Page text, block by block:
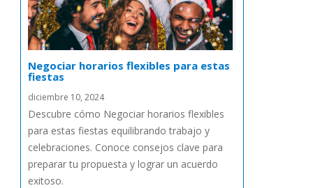
Negociar horarios flexibles para estas
fiestas
diciembre 10, 2024
Descubre cómo Negociar horarios flexibles
para estas fiestas equilibrando trabajo y
celebraciones. Conoce consejos clave para
preparar tu propuesta y lograr un acuerdo
exitoso.